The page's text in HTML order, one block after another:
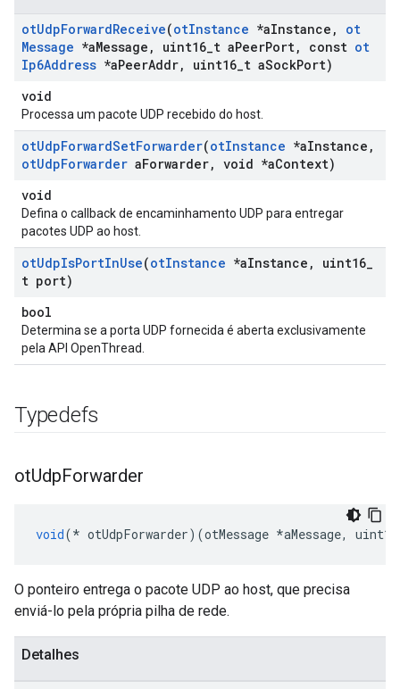
otUdpForwardReceive(otInstance *aInstance ,
ot
Message *aMessage , uint16 t aPeerPort, const ot
Ip6Address *aPeerAddr, uint16 t aSockPort)
void
Processa um pacote UDP recebido do host.
otUdpForwardSetForwarder(otInstance *aInstance ,
otUdpForwarder aForwarder, void *aContext)
void
Defina o callback de encaminhamento UDP para entregar
pacotes UDP ao host.
otUdpIsPortInUse(otInstance *aInstance , uint16
t port)
bool
Determina se a porta UDP fornecida é aberta exclusivamente
pela API OpenThread.
Typedefs
otUdpForwarder
void(* otUdpForwarder)(otMessage *aMessage,
O ponteiro entrega o pacote UDP ao host, que precisa
enviá-lo pela própria pilha de rede.
Detalhes